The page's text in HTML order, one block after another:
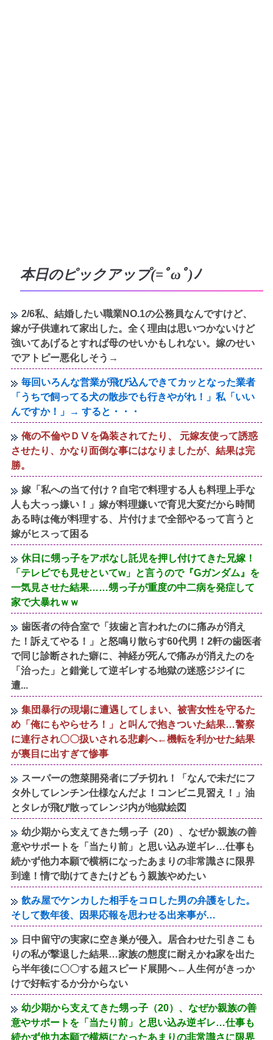
本日のピックアップ(=ﾟωﾟ)ﾉ
2/6私、結婚したい職業NO.1の公務員なんですけど、
嫁が子供連れて家出した。全く理由は思いつかないけど
強いてあげるとすれば母のせいかもしれない。嫁のせい
でアトピー悪化しそう→
毎回いろんな営業が飛び込んできてカッとなった業者
「うちで飼ってる犬の散歩でも行きやがれ！」私「いい
んですか！」→ すると・・・
俺の不倫やＤⅤを偽装されてたり、 元嫁友使って誘惑
させたり、かなり面倒な事にはなりましたが、結果は完
勝。
嫁「私への当て付け？自宅で料理する人も料理上手な
人も大っっ嫌い！」嫁が料理嫌いで育児大変だから時間
ある時は俺が料理する、片付けまで全部やるって言うと
嫁がヒスって困る
休日に甥っ子をアポなし託児を押し付けてきた兄嫁！
「テレビでも見せといてw」と言うので『Gガンダム』を
一気見させた結果……甥っ子が重度の中二病を発症して
家で大暴れｗｗ
歯医者の待合室で「抜歯と言われたのに痛みが消え
た！訴えてやる！」と怒鳴り散らす60代男！2軒の歯医者
で同じ診断された癖に、神経が死んで痛みが消えたのを
「治った」と錯覚して逆ギレする地獄の迷惑ジジイに
遭...
集団暴行の現場に遭遇してしまい、被害女性を守るた
め「俺にもやらせろ！」と叫んで抱きついた結果…警察
に連行され〇〇扱いされる悲劇へ←機転を利かせた結果
が裏目に出すぎて惨事
スーパーの惣菜開発者にブチ切れ！「なんで未だにフ
タ外してレンチン仕様なんだよ！コンビニ見習え！」油
とタレが飛び散ってレンジ内が地獄絵図
幼少期から支えてきた甥っ子（20）、なぜか親族の善
意やサポートを「当たり前」と思い込み逆ギレ…仕事も
続かず他力本願で横柄になったあまりの非常識さに限界
到達！情で助けてきたけどもう親族やめたい
飲み屋でケンカした相手をコロした男の弁護をした。
そして数年後、因果応報を思わせる出来事が…
日中留守の実家に空き巣が侵入。居合わせた引きこも
りの私が撃退した結果…家族の態度に耐えかね家を出た
ら半年後に〇〇する超スピード展開へ←人生何がきっか
けで好転するか分からない
幼少期から支えてきた甥っ子（20）、なぜか親族の善
意やサポートを「当たり前」と思い込み逆ギレ…仕事も
続かず他力本願で横柄になったあまりの非常識さに限界